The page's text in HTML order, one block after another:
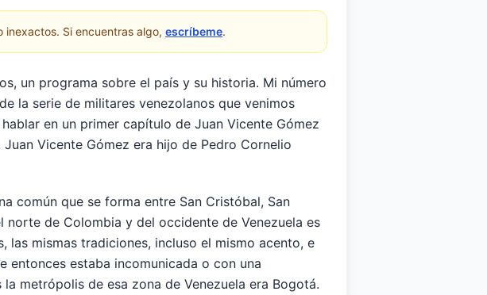
Si encuentras algo, escríbeme.
un programa sobre el país y su historia. Mi número
la serie de militares venezolanos que venimos
en un primer capítulo de Juan Vicente Gómez
Vicente Gómez era hijo de Pedro Cornelio
común que se forma entre San Cristóbal, San
norte de Colombia y del occidente de Venezuela es
las mismas tradiciones, incluso el mismo acento, e
entonces estaba incomunicada o con una
metrópolis de esa zona de Venezuela era Bogotá.